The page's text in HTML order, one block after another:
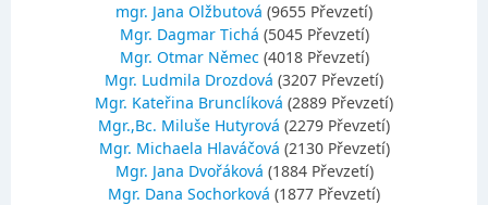
mgr. Jana Olžbutová (9655 Převzetí)
Mgr. Dagmar Tichá (5045 Převzetí)
Mgr. Otmar Němec (4018 Převzetí)
Mgr. Ludmila Drozdová (3207 Převzetí)
Mgr. Kateřina Brunclíková (2889 Převzetí)
Mgr.,Bc. Miluše Hutyrová (2279 Převzetí)
Mgr. Michaela Hlaváčová (2130 Převzetí)
Mgr. Jana Dvořáková (1884 Převzetí)
Mgr. Dana Sochorková (1877 Převzetí)